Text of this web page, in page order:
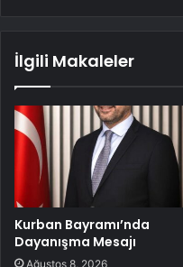
İlgili Makaleler
Kurban Bayramı’nda
Dayanışma Mesajı
Ağustos 8, 2026